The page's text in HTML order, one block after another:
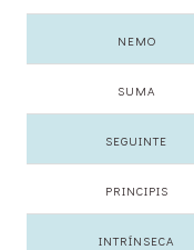
NEMO
SUMA
SEGUINTE
PRINCIPIS
INTRÍNSECA